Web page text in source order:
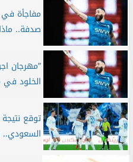
مفاجأة
صدفة..
”مهرجان
الخلود
توقع